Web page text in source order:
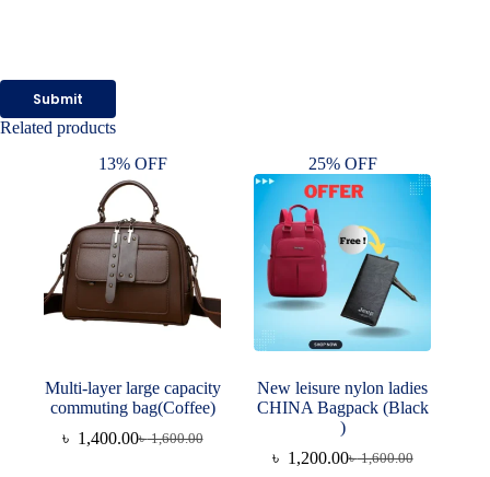
Submit
Related products
13% OFF
Multi-layer large capacity
commuting bag(Coffee)
৳1,600.00
Original
৳ 1,400.00Current
25% OFF
New leisure nylon ladies
CHINA Bagpack (Black
)
৳1,600.00
Original
৳ 1,200.00Current